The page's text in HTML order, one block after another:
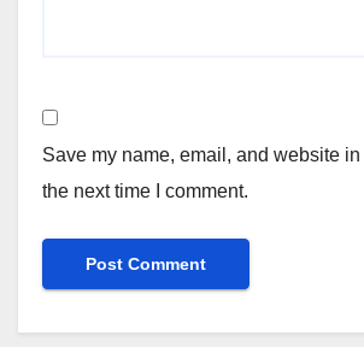
Save my name, email, and website
the next time I comment.